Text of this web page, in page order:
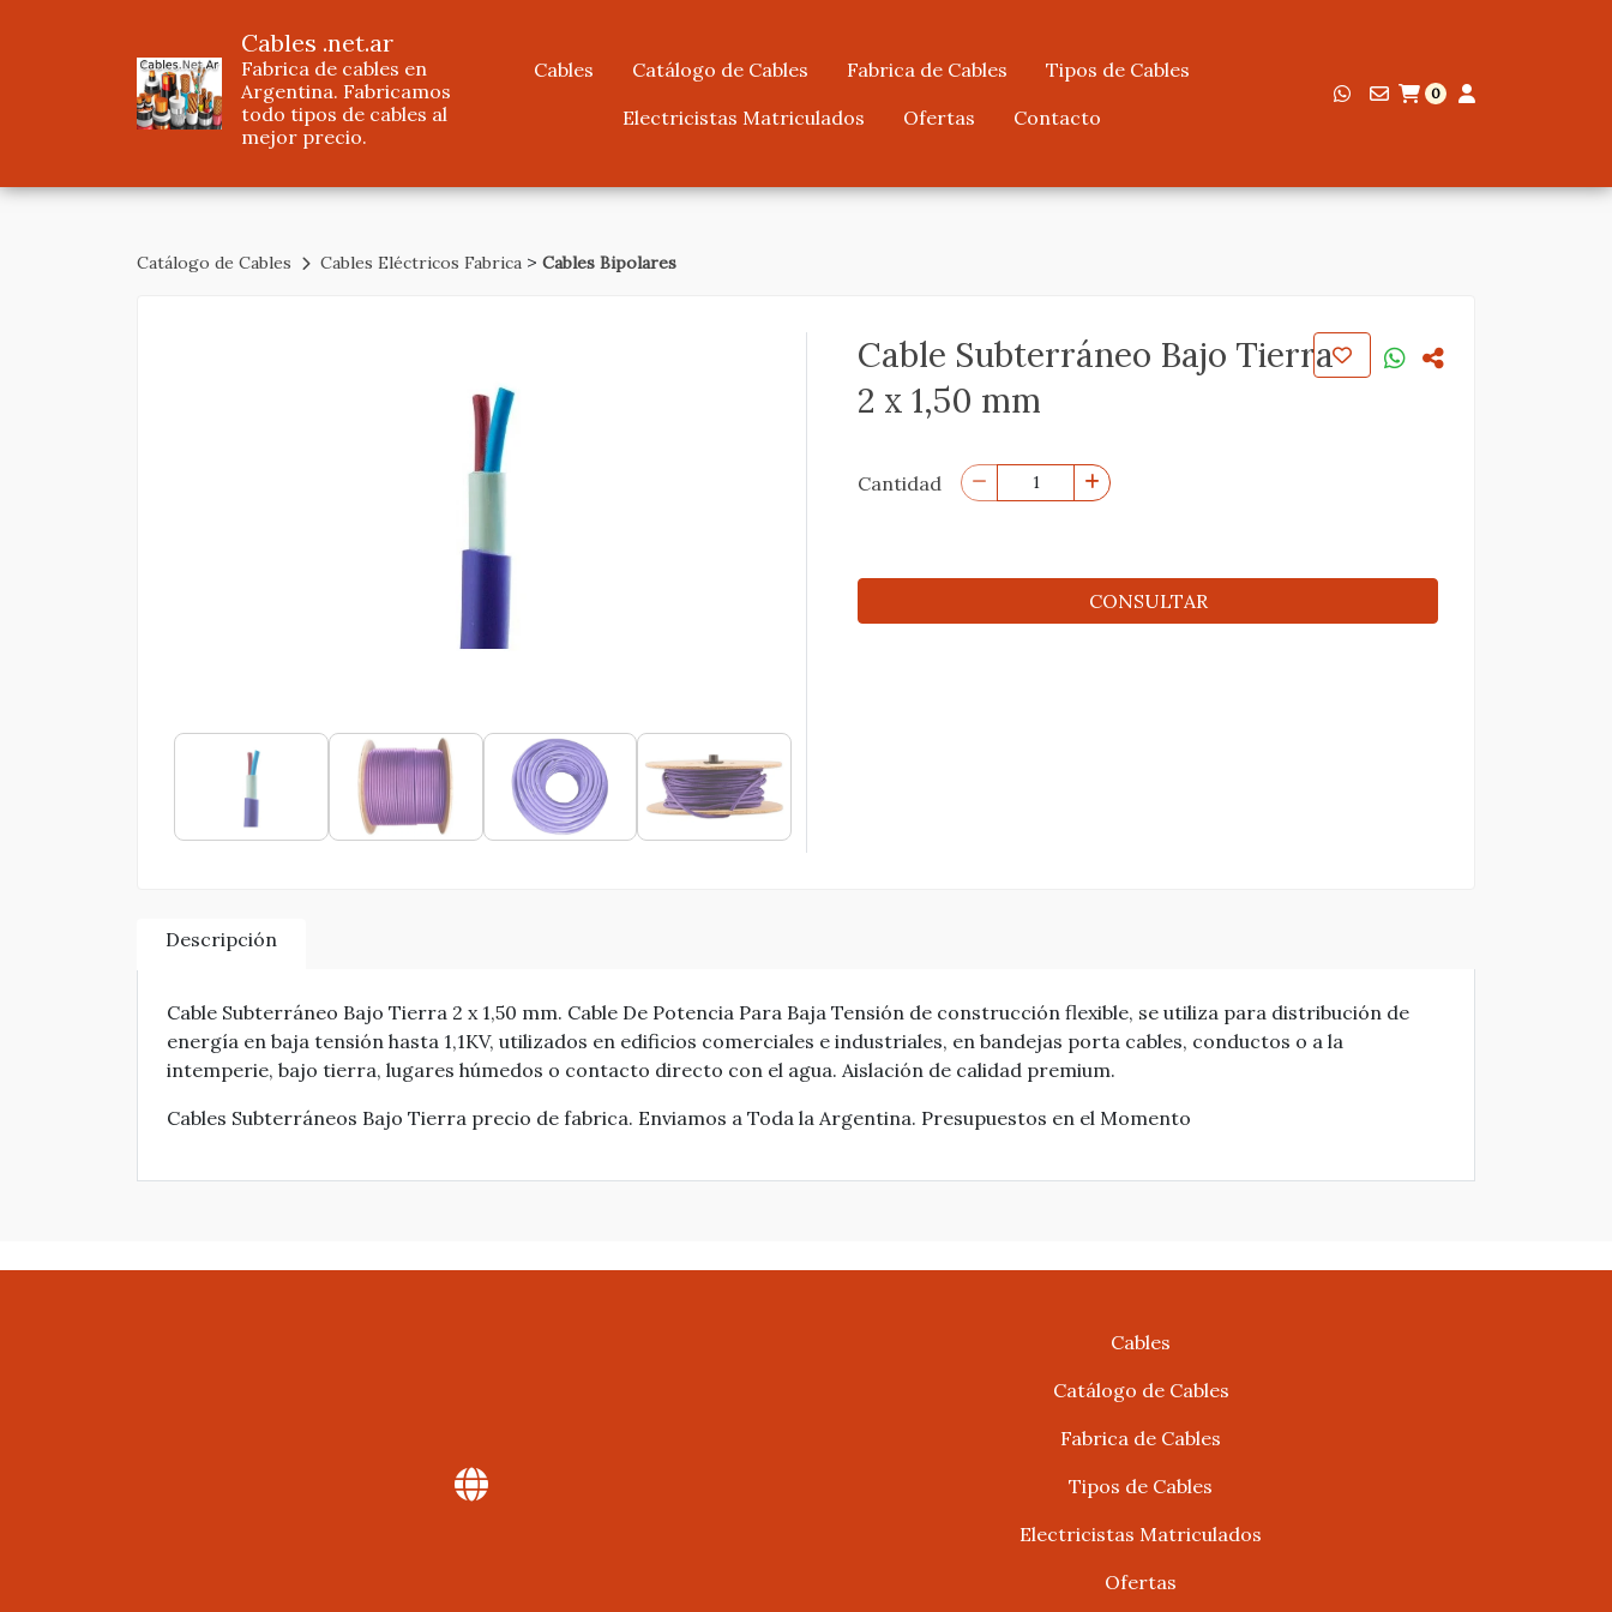
Cables .net.ar
Fabrica de cables en
Argentina. Fabricamos
todo tipos de cables al
mejor precio.
Cables Catálogo de Cables Fabrica de Cables
Tipos de Cables
Electricistas Matriculados
Ofertas Contacto
0
Catálogo de Cables Cables Eléctricos Fabrica > Cables Bipolares
Cable Subterráneo Bajo Tierra
2 x 1,50 mm
Cantidad
CONSULTAR
Descripción
Cable Subterráneo Bajo Tierra 2 x 1,50 mm. Cable De Potencia Para Baja Tensión de construcción flexible, se utiliza para distribución de
energía en baja tensión hasta 1,1KV, utilizados en edificios comerciales e industriales, en bandejas porta cables, conductos o a la
intemperie, bajo tierra, lugares húmedos o contacto directo con el agua. Aislación de calidad premium.
Cables Subterráneos Bajo Tierra precio de fabrica. Enviamos a Toda la Argentina. Presupuestos en el Momento
Cables
Catálogo de Cables
Fabrica de Cables
Tipos de Cables
Electricistas Matriculados
Ofertas